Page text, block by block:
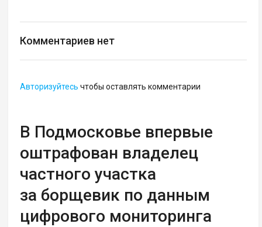
Комментариев нет
Авторизуйтесь чтобы оставлять комментарии
В Подмосковье впервые
оштрафован владелец
частного участка
за борщевик по данным
цифрового мониторинга